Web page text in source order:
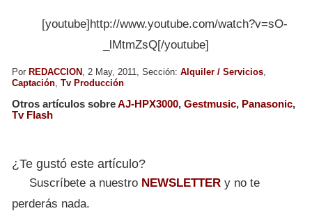
[youtube]http://www.youtube.com/watch?v=sO-
_lMtmZsQ[/youtube]
Por REDACCION , 2 May, 2011, Sección: Alquiler / Servicios
Captación Tv Producción
Otros artículos sobreAJ-HPX3000, Gestmusic, Panasonic,
Tv Flash
¿Te gustó este artículo?
Suscríbete a nuestro NEWSLETTER y no te
perderás nada.